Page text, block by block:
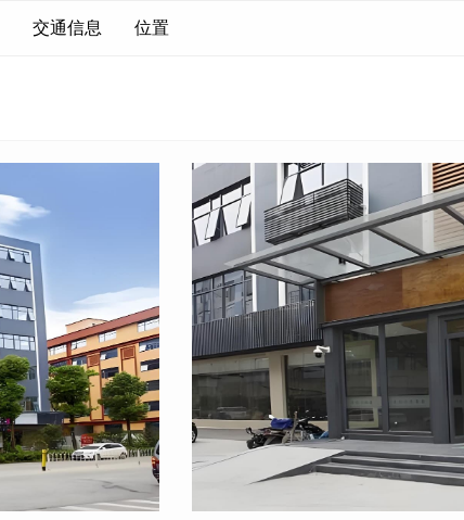
交通信息 位置